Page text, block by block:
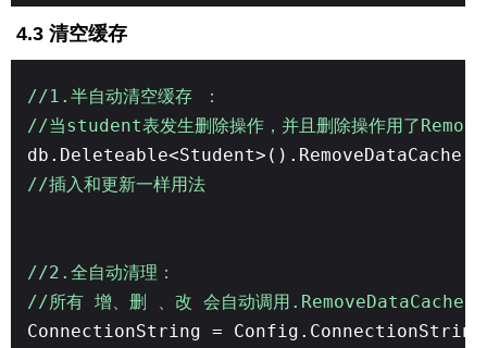
4.3 清空缓存
//1.半自动清空缓存 ：
//当student表发生删除操作，并且删除操作用了
//插入和更新一样用法
//2.全自动清理：
//所有 增、删 、改 会自动调用.RemoveDataCache()
ConnectionString =